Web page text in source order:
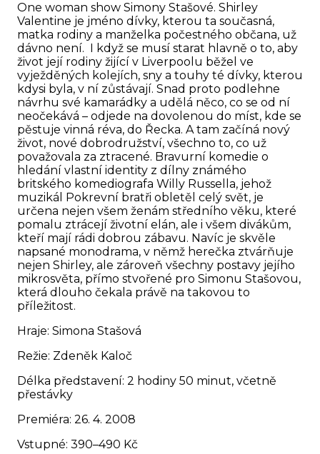
One woman show Simony Stašové. Shirley
Valentine je jméno dívky, kterou ta současná,
matka rodiny a manželka počestného občana, už
dávno není. I když se musí starat hlavně o to, aby
život její rodiny žijící v Liverpoolu běžel ve
vyježděných kolejích, sny a touhy té dívky, kterou
kdysi byla, v ní zůstávají. Snad proto podlehne
návrhu své kamarádky a udělá něco, co se od ní
neočekává – odjede na dovolenou do míst, kde se
pěstuje vinná réva, do Řecka. A tam začíná nový
život, nové dobrodružství, všechno to, co už
považovala za ztracené. Bravurní komedie o
hledání vlastní identity z dílny známého
britského komediografa Willy Russella, jehož
muzikál Pokrevní bratři obletěl celý svět, je
určena nejen všem ženám středního věku, které
pomalu ztrácejí životní elán, ale i všem divákům,
kteří mají rádi dobrou zábavu. Navíc je skvěle
napsané monodrama, v němž herečka ztvárňuje
nejen Shirley, ale zároveň všechny postavy jejího
mikrosvěta, přímo stvořené pro Simonu Stašovou,
která dlouho čekala právě na takovou to
příležitost.
Hraje: Simona Stašová
Režie: Zdeněk Kaloč
Délka představení: 2 hodiny 50 minut, včetně
přestávky
Premiéra: 26. 4. 2008
Vstupné: 390–490 Kč